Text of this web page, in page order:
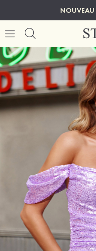
NOUVEAU